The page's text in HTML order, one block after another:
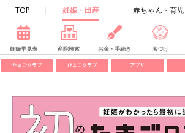
TOP 妊娠・出産 赤ちゃん・育児
妊娠早見表 産院検索 お金・手続き 名づけ
たまごクラブ ひよこクラブ アプリ